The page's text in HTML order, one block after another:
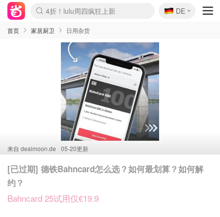
Boticinal 夏促开抢！
4折！lulu周四疯狂上新
还没结束！&OtherStories大促
Joybuy变相75折 随时失效
速领！Stanley独家85折
疑似霸哥！Camper额外叠85折
Zalando 奥莱闪促！每日更新
Moncler反季囤！5折起+叠9折
Coach Brooklyn仅€192
🇩🇪
DE
首页 家居厨卫 日用杂货
来自 dealmoon.de 05-20更新
[已过期] 德铁Bahncard怎么选？如何最划算？如何解
约？
Bahncard 25试用仅€19.9